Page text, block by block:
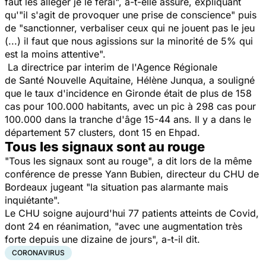
qu'"il s'agit de provoquer une prise de conscience" puis
de "sanctionner, verbaliser ceux qui ne jouent pas le jeu
(...) il faut que nous agissions sur la minorité de 5% qui
est la moins attentive".
La directrice par interim de l'Agence Régionale
de Santé Nouvelle Aquitaine, Hélène Junqua, a souligné
que le taux d'incidence en Gironde était de plus de 158
cas pour 100.000 habitants, avec un pic à 298 cas pour
100.000 dans la tranche d'âge 15-44 ans. Il y a dans le
département 57 clusters, dont 15 en Ehpad.
Tous les signaux sont au rouge
"Tous les signaux sont au rouge", a dit lors de la même
conférence de presse Yann Bubien, directeur du CHU de
Bordeaux jugeant "la situation pas alarmante mais
inquiétante".
Le CHU soigne aujourd'hui 77 patients atteints de Covid,
dont 24 en réanimation, "avec une augmentation très
forte depuis une dizaine de jours", a-t-il dit.
CORONAVIRUS